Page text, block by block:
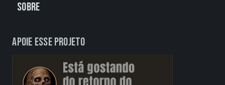
Sobre
Apoie esse projeto